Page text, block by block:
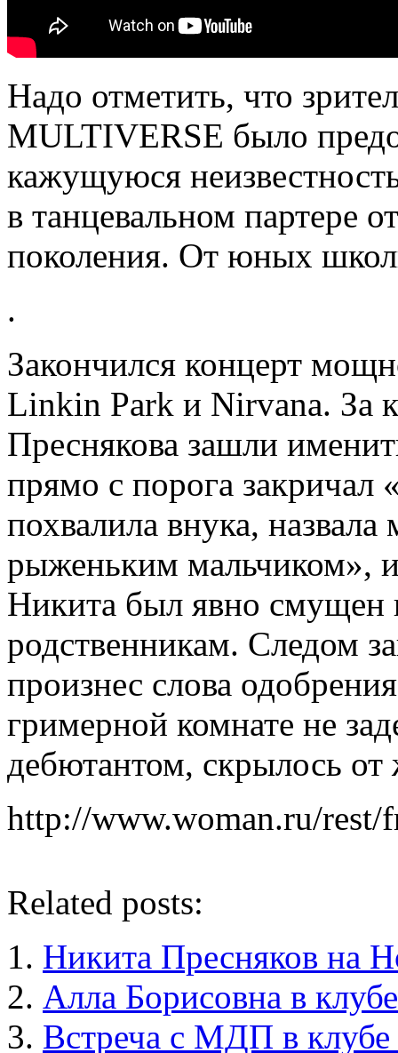
Надо отметить, что
MULTIVERSE было
кажущуюся
в танцевальном партере
поколения. От юных
.
Закончился концерт
Linkin Park и Nirvana. За
Преснякова зашли
прямо с порога закричал
похвалила внука,
рыженьким мальчиком»,
Никита был явно смущен
родственникам. Следом
произнес слова
гримерной комнате не
дебютантом, скрылось
http://www.woman.ru/rest/
Related posts:
Никита Пресняков на
Алла Борисовна в
Встреча с МДП в